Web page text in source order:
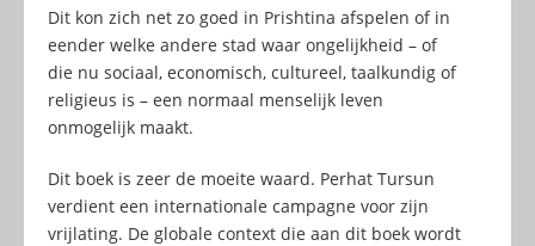
Dit kon zich net zo goed in Prishtina afspelen of in
eender welke andere stad waar ongelijkheid – of
die nu sociaal, economisch, cultureel, taalkundig of
religieus is – een normaal menselijk leven
onmogelijk maakt.
Dit boek is zeer de moeite waard. Perhat Tursun
verdient een internationale campagne voor zijn
vrijlating. De globale context die aan dit boek wordt